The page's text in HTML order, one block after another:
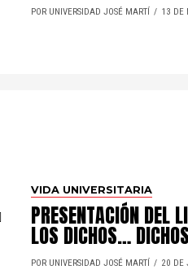
POR UNIVERSIDAD JOSÉ MARTÍ 13 DE
VIDA UNIVERSITARIA
PRESENTACIÓN DEL
LOS DICHOS…
POR UNIVERSIDAD JOSÉ MARTÍ 20 DE